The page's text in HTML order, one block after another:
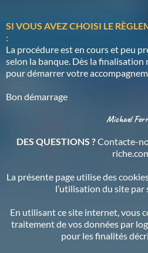
SI VOUS AVEZ CHOISI LE
:
La procédure est en cours et peu
selon la banque. Dès la
pour démarrer votre
Bon démarrage
Michael
DES QUESTIONS ?Contacte-
La présente page utilise des
l’utilisation du site par
En utilisant ce site internet, vous
traitement de vos données par
pour les finalités